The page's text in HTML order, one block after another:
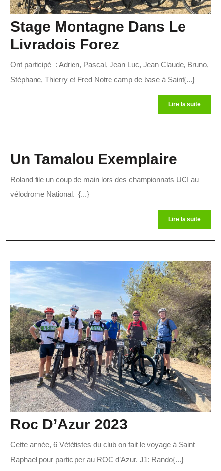
Stage Montagne Dans Le
Livradois Forez
Montagne
Dans
Livradois
Ont participé : Adrien, Pascal, Jean Luc, Jean Claude, Bruno,
Stéphane, Thierry et Fred Notre camp de base à Saint{...}
Lire la suiteLire
la
Un Tamalou Exemplaire
Roland file un coup de main lors des championnats UCI au
vélodrome National. {...}
Lire la suiteLire
la
Roc D’Azur 2023
D’Azur
2023
Cette année, 6 Vététistes du club on fait le voyage à Saint
Raphael pour participer au ROC d’Azur. J1: Rando{...}